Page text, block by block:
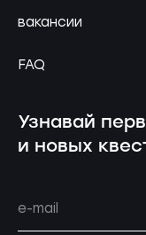
вакансии
FAQ
Узнавай
и новых